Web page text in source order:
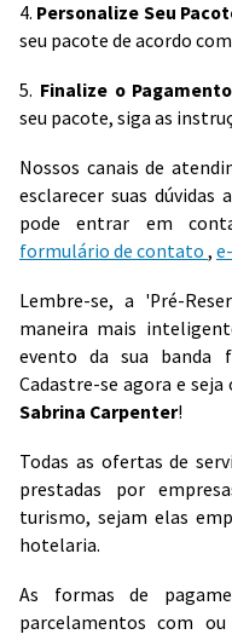
4. Personalize Seu
seu pacote de acordo
5. Finalize o
seu pacote, siga as
Nossos canais de
esclarecer suas dúvidas
pode entrar em
formulário de contato ,
Lembre-se, a 'Pré-
maneira mais
evento da sua banda
Cadastre-se agora e
Sabrina Carpenter!
Todas as ofertas de
prestadas por
turismo, sejam elas
hotelaria.
As formas de
parcelamentos com